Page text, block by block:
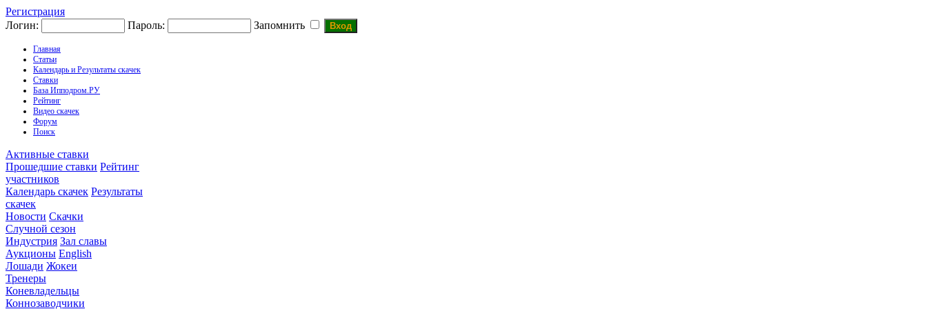
Регистрация
Логин:
Пароль: Запомнить
Главная
Статьи
Календарь и Результаты скачек
Ставки
База Ипподром.РУ
Рейтинг
Видео скачек
Форум
Поиск
Активные ставки
Прошедшие ставки Рейтинг
участников
Календарь скачек Результаты
скачек
Новости Скачки
Случной сезон
Индустрия Зал славы
Аукционы English
Лошади Жокеи
Тренеры
Коневладельцы
Коннозаводчики